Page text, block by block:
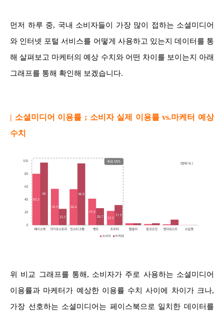
먼저 하루 중, 국내 소비자들이 가장 많이 접하는 소셜미디어
와 인터넷 포털 서비스를 어떻게 사용하고 있는지 데이터를 통
해 살펴보고 마케터의 예상 수치와 어떤 차이를 보이는지 아래
그래프를 통해 확인해 보겠습니다.
| 소셜미디어 이용률 ; 소비자 실제 이용률 vs.마케터 예상
수치
위 비교 그래프를 통해, 소비자가 주로 사용하는 소셜미디어
이용률과 마케터가 예상한 이용률 수치 사이에 차이가 크나,
가장 선호하는 소셜미디어는 페이스북으로 일치한 데이터를